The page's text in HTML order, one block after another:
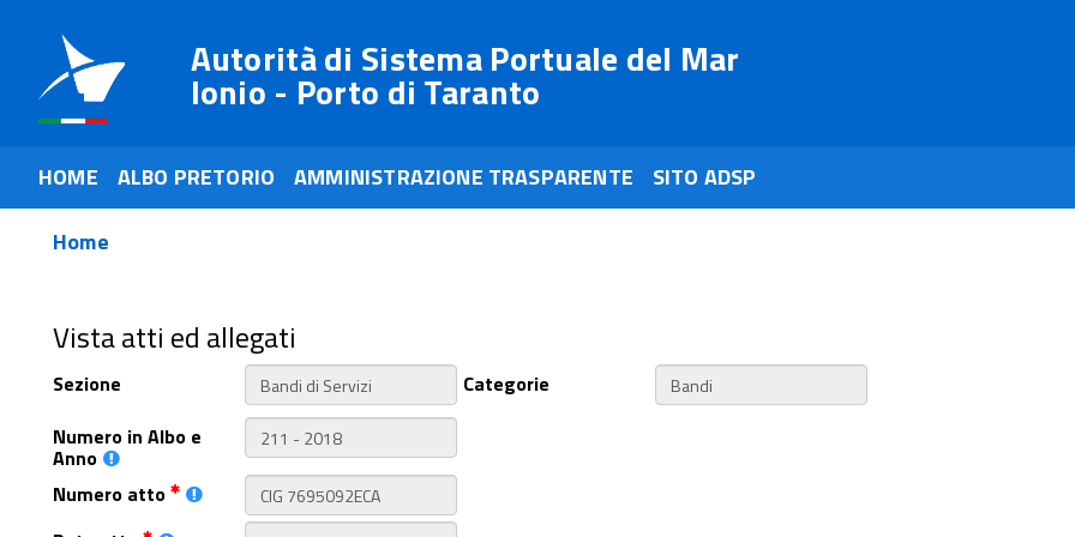
Autorità di Sistema Portuale del Mar
Ionio - Porto di Taranto
HOME ALBO PRETORIO AMMINISTRAZIONE TRASPARENTE
SITO ADSP
Home
Vista atti ed allegati
Sezione
Categorie
Numero in Albo e
Anno
Numero atto